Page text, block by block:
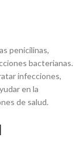
penicilinas,
bacterianas.
infecciones,
en la
de salud.